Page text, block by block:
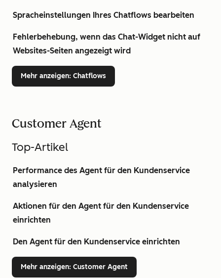
Spracheinstellungen Ihres Chatflows bearbeiten
Fehlerbehebung, wenn das Chat-Widget nicht auf
Websites-Seiten angezeigt wird
Mehr anzeigen: Chatflows
Customer Agent
Top-Artikel
Performance des Agent für den Kundenservice
analysieren
Aktionen für den Agent für den Kundenservice
einrichten
Den Agent für den Kundenservice einrichten
Mehr anzeigen: Customer Agent